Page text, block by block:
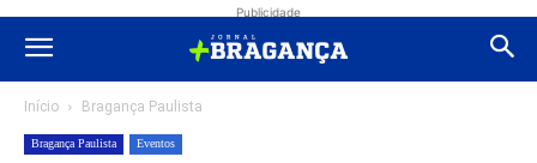
Publicidade
Início Bragança Paulista
Bragança Paulista Eventos